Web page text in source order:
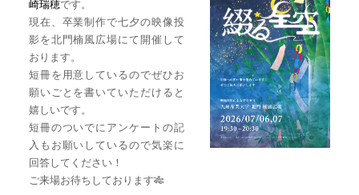
崎瑞穂です。
現在、卒業制作で七夕の映像投
影を北門楠風広場にて開催して
おります。
短冊を用意しているのでぜひお
願いごとを書いていただけると
嬉しいです。
短冊のついでにアンケートの記
入もお願いしているので気楽に
回答してください！
ご来場お待ちしております🎋